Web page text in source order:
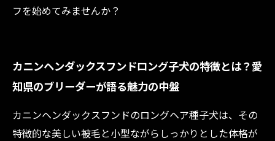
フを始めてみませんか？
カニンヘンダックスフンドロング子犬の特徴とは？愛
知県のブリーダーが語る魅力の中盤
カニンヘンダックスフンドのロングヘア種子犬は、その
特徴的な美しい被毛と小型ながらしっかりとした体格が